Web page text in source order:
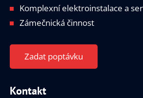
Komplexní elektroinstalace a
Zámečnická činnost
Zadat poptávku
Kontakt